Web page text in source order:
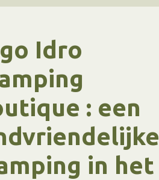
Idro
: een
in het